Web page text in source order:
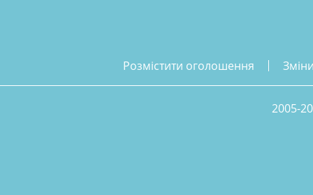
розмістити оголошення
2005-